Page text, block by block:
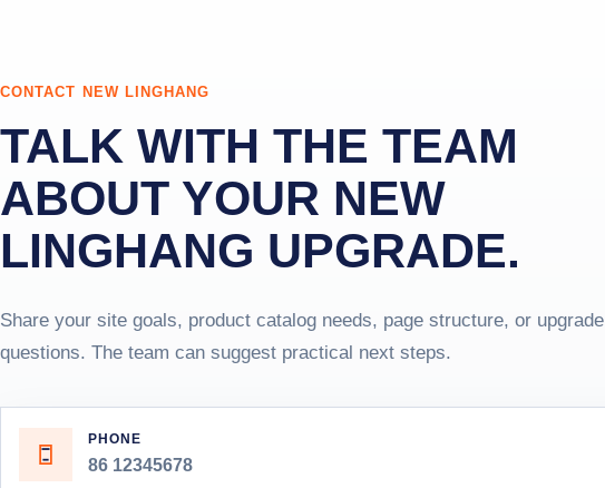
CONTACT NEW LINGHANG
TALK WITH THE TEAM
ABOUT YOUR NEW
LINGHANG UPGRADE.
Share your site goals, product catalog needs, page structure, or upgrade
questions. The team can suggest practical next steps.
PHONE
86 12345678